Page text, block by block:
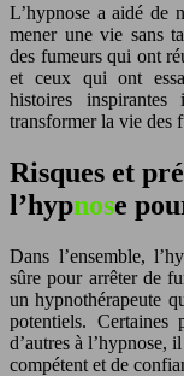
L’hypnose a aidé de
mener une vie sans
des fumeurs qui ont
et ceux qui ont
histoires
transformer la vie des
Risques et
l’hypnose
Dans l’ensemble,
sûre pour arrêter de
un hypnothérapeute
potentiels. Certaines
d’autres à l’hypnose, il
compétent et de